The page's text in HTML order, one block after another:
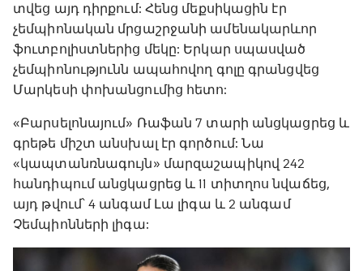
տվեց այդ դիրքում: Հենց մեքսիկացին էր
չեմպիոնական մրցաշրջանի ամենակարևոր
ֆուտբոլիստներից մեկը: Երկար սպասված
չեմպիոնությունն ապահովող գոլը գրանցվեց
Մարկեսի փոխանցումից հետո:
«Բարսելոնայում» Ռաֆան 7 տարի անցկացրեց և
գրեթե միշտ անսխալ էր գործում: Նա
«կապտանռնագույն» մարզաշապիկով 242
հանդիպում անցկացրեց և 11 տիտղոս նվաճեց,
այդ թվում՝ 4 անգամ Լա լիգա և 2 անգամ
Չեմպիոնների լիգա: